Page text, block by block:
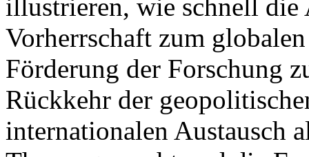
illustrieren, wie schnell die
Vorherrschaft zum
Förderung der Forschung
Rückkehr der
internationalen Austausch